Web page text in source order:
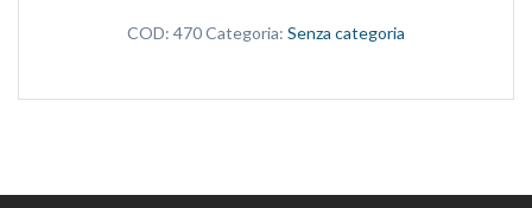
COD: 470Categoria: Senza categoria